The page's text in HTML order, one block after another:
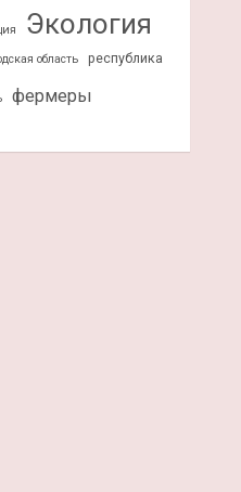
Экология
область республика
фермеры